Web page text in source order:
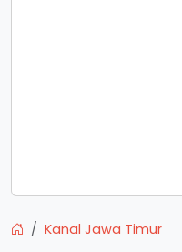
Kanal Jawa Timur